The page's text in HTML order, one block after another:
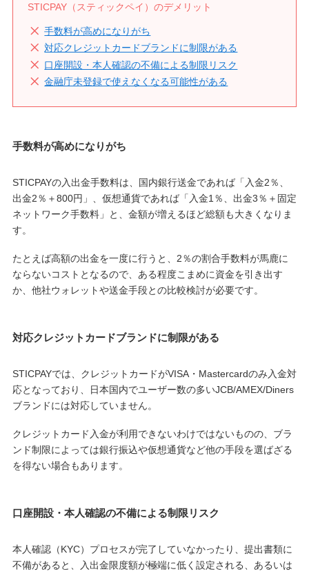
STICPAY（スティックペイ）のデメリット
手数料が高めになりがち
対応クレジットカードブランドに制限がある
口座開設・本人確認の不備による制限リスク
金融庁未登録で使えなくなる可能性がある
手数料が高めになりがち
STICPAYの入出金手数料は、国内銀行送金であれば「入金2％、
出金2％＋800円」、仮想通貨であれば「入金1％、出金3％＋固定
ネットワーク手数料」と、金額が増えるほど総額も大きくなりま
す。
たとえば高額の出金を一度に行うと、2％の割合手数料が馬鹿に
ならないコストとなるので、ある程度こまめに資金を引き出す
か、他社ウォレットや送金手段との比較検討が必要です。
対応クレジットカードブランドに制限がある
STICPAYでは、クレジットカードがVISA・Mastercardのみ入金対
応となっており、日本国内でユーザー数の多いJCB/AMEX/Diners
ブランドには対応していません。
クレジットカード入金が利用できないわけではないものの、ブラ
ンド制限によっては銀行振込や仮想通貨など他の手段を選ばざる
を得ない場合もあります。
口座開設・本人確認の不備による制限リスク
本人確認（KYC）プロセスが完了していなかったり、提出書類に
不備があると、入出金限度額が極端に低く設定される、あるいは